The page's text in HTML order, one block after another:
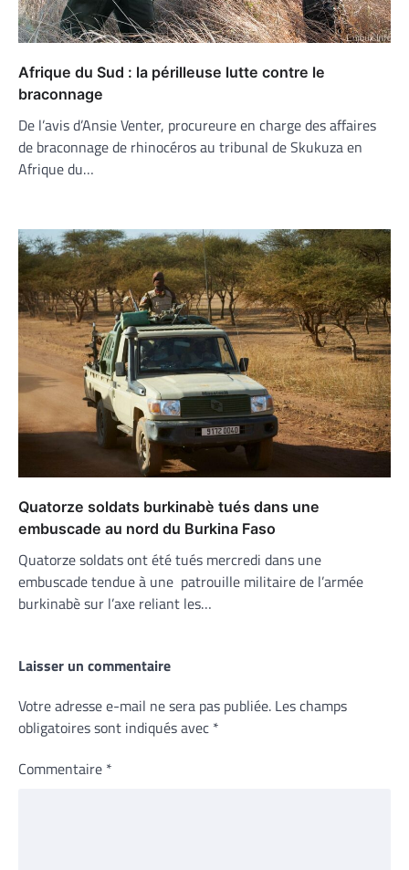
Afrique du Sud : la périlleuse lutte contre le
braconnage
De l’avis d’Ansie Venter, procureure en charge des affaires
de braconnage de rhinocéros au tribunal de Skukuza en
Afrique du…
Quatorze soldats burkinabè tués dans une
embuscade au nord du Burkina Faso
Quatorze soldats ont été tués mercredi dans une
embuscade tendue à une patrouille militaire de l’armée
burkinabè sur l’axe reliant les…
Laisser un commentaire
Votre adresse e-mail ne sera pas publiée. Les champs
obligatoires sont indiqués avec *
Commentaire *